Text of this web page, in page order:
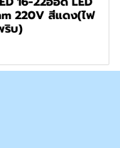
220V สีแดง(ไฟ
ริบ)